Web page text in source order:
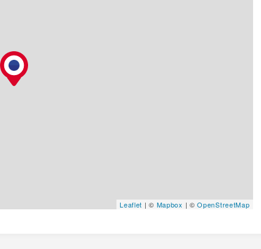
Leaflet | © Mapbox | ©OpenStreetMap